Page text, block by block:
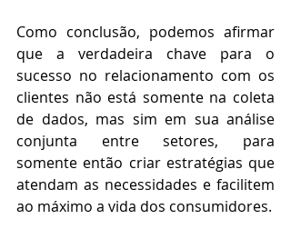
Como conclusão, podemos afirmar
que a verdadeira chave para o
sucesso no relacionamento com os
clientes não está somente na coleta
de dados, mas sim em sua análise
conjunta entre setores, para
somente então criar estratégias que
atendam as necessidades e facilitem
ao máximo a vida dos consumidores.